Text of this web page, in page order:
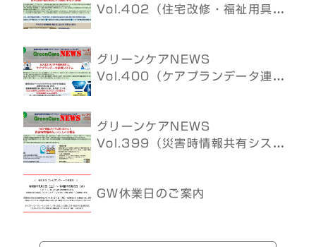
Vol.402（住宅改修・福祉用具の
グリーンケアNEWS
Vol.400（ケアプランデータ連
グリーンケアNEWS
Vol.399（災害時情報共有システ
GW休業日のご案内